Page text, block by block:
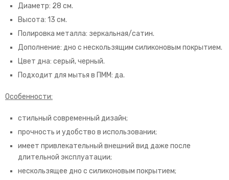
Диаметр: 28 см.
Высота: 13 см.
Полировка металла: зеркальная/сатин.
Дополнение: дно с нескользящим силиконовым покрытием.
Цвет дна: серый, черный.
Подходит для мытья в ПММ: да.
Особенности:
стильный современный дизайн;
прочность и удобство в использовании;
имеет привлекательный внешний вид даже после
длительной эксплуатации;
нескользящее дно с силиконовым покрытием;